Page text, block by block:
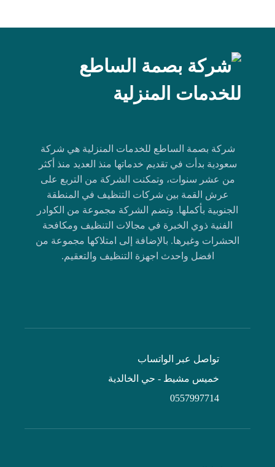
شركة بصمة الساطع للخدمات المنزلية هي شركة
سعودية بدأت في تقديم خدماتها منذ العديد منذ أكثر
من عشر سنوات، وتمكنت الشركة من التربع على
عرش القمة بين شركات التنظيف في المنطقة
الجنوبية بأكملها. وتضم الشركة مجموعة من الكوادر
الفنية ذوي الخبرة في مجالات التنظيف ومكافحة
الحشرات وغيرها. بالإضافة إلى امتلاكها مجموعة من
افضل واحدث اجهزة التنظيف والتعقيم.
تواصل عبر الواتساب
خميس مشيط - حي الخالدية
0557997714